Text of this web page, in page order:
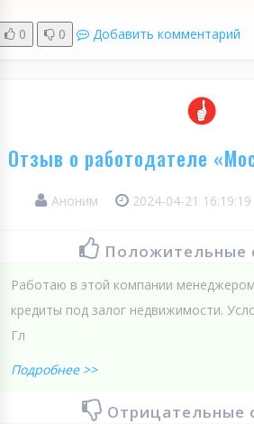
0 0 Добавить комментарий
Отзыв о работодателе
Аноним 2024-04-21 16:19:19
Положительные
Работаю в этой компании
кредиты под залог недвижимости.
Гл
Подробнее >>
Отрицательные